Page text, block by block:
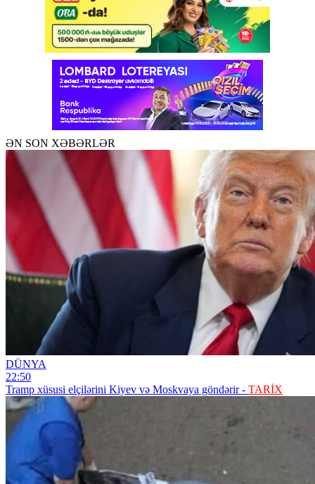
ƏN SON XƏBƏRLƏR
DÜNYA
22:50
Tramp xüsusi elçilərini Kiyev və Moskvaya göndərir - TARİX